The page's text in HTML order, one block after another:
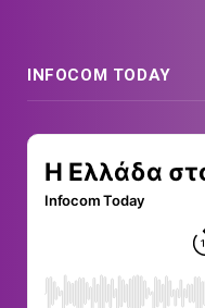
INFOCOM TODAY